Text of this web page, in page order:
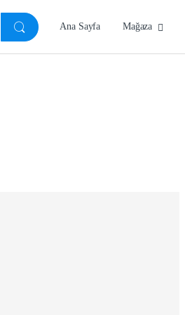
Ana Sayfa
Mağaza